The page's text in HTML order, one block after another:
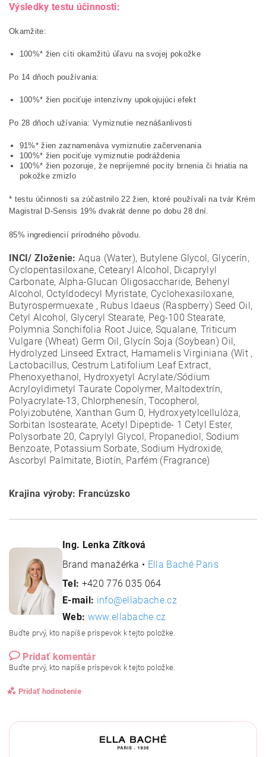
Výsledky testu účinnosti:
Okamžite:
100%* žien cíti okamžitú úľavu na svojej pokožke
Po 14 dňoch používania:
100%* žien pociťuje intenzívny upokojujúci efekt
Po 28 dňoch užívania: Vymiznutie neznášanlivosti
91%* žien zaznamenáva vymiznutie začervenania
100%* žien pociťuje vymiznutie podráždenia
100%* žien pozoruje, že nepríjemné pocity brnenia či hriatia na
pokožke zmizlo
* testu účinnosti sa zúčastnilo 22 žien, ktoré používali na tvár Krém
Magistral D-Sensis 19% dvakrát denne po dobu 28 dní.
85% ingrediencií prírodného pôvodu.
INCI/ Zloženie: Aqua (Water), Butylene Glycol, Glycerín,
Cyclopentasiloxane, Cetearyl Alcohol, Dicaprylyl
Carbonate, Alpha-Glucan Oligosaccharide, Behenyl
Alcohol, Octyldodecyl Myristate, Cyclohexasiloxane,
Butyrospermuexate , Rubus Idaeus (Raspberry) Seed Oil,
Cetyl Alcohol, Glyceryl Stearate, Peg-100 Stearate,
Polymnia Sonchifolia Root Juice, Squalane, Triticum
Vulgare (Wheat) Germ Oil, Glycín Soja (Soybean) Oil,
Hydrolyzed Linseed Extract, Hamamelis Virginiana (Wit ,
Lactobacillus, Cestrum Latifolium Leaf Extract,
Phenoxyethanol, Hydroxyetyl Acrylate/Sódium
Acryloyldimetyl Taurate Copolymer, Maltodextrín,
Polyacrylate-13, Chlorphenesín, Tocopherol,
Polyizobuténe, Xanthan Gum 0, Hydroxyetylcellulóza,
Sorbitan Isostearate, Acetyl Dipeptide- 1 Cetyl Ester,
Polysorbate 20, Caprylyl Glycol, Propanediol, Sodium
Benzoate, Potassium Sorbate, Sodium Hydroxide,
Ascorbyl Palmitate, Biotín, Parfém (Fragrance)
Krajina výroby: Francúzsko
Ing. Lenka Zítková
Brand manažérka • Ella Baché Paris
Tel: +420 776 035 064
E-mail: info@ellabache.cz
Web: www.ellabache.cz
Buďte prvý, kto napíše príspevok k tejto položke.
Pridať komentár
Buďte prvý, kto napíše príspevok k tejto položke.
Pridať hodnotenie